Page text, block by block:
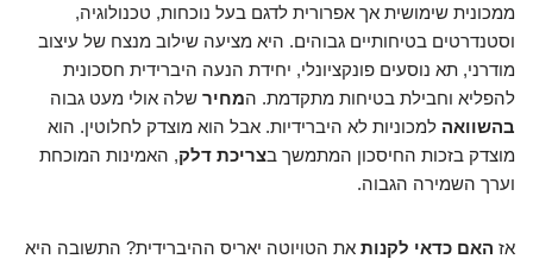
ממכונית שימושית אך אפרורית לדגם בעל נוכחות, טכנולוגיה,
וסטנדרטים בטיחותיים גבוהים. היא מציעה שילוב מנצח של עיצוב
מודרני, תא נוסעים פונקציונלי, יחידת הנעה היברידית חסכונית
להפליא וחבילת בטיחות מתקדמת. המחיר שלה אולי מעט גבוה
בהשוואה למכוניות לא היברידיות. אבל הוא מוצדק לחלוטין. הוא
מוצדק בזכות החיסכון המתמשך בצריכת דלק, האמינות המוכחת
וערך השמירה הגבוה.
אז האם כדאי לקנות את הטויוטה יאריס ההיברידית? התשובה היא